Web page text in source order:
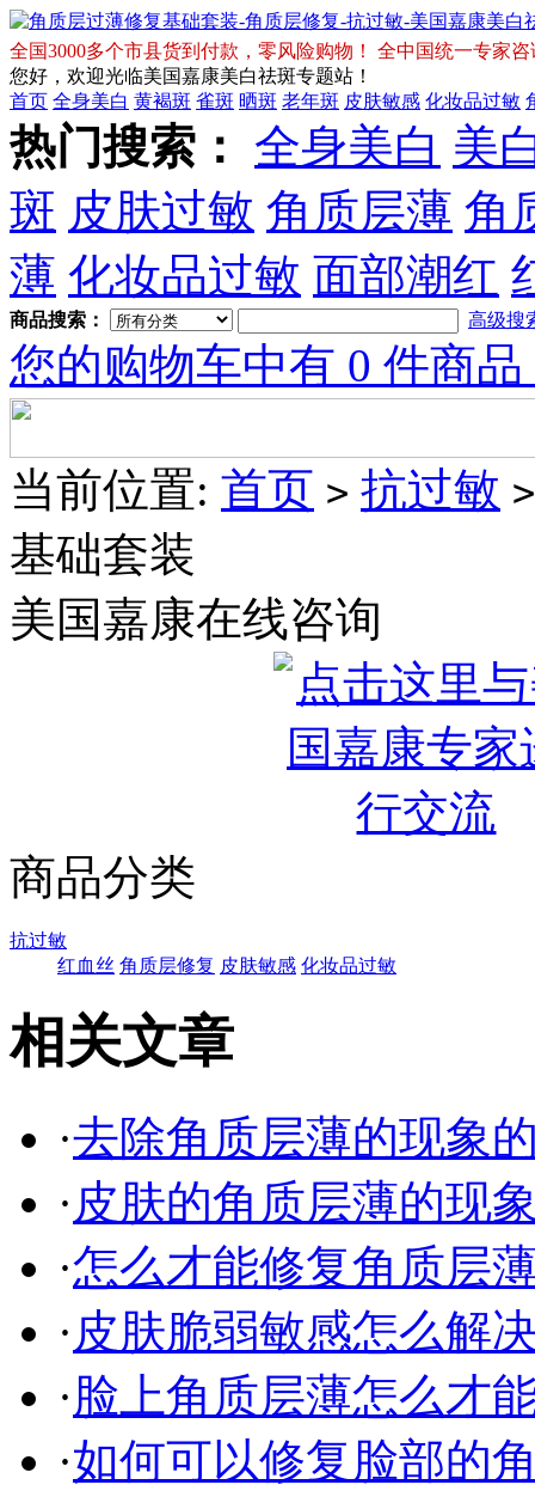
全国3000多个市县货到付款，零风险购物！ 全中国统一专家咨
您好，欢迎光临美国嘉康美白祛斑专题站！
首页 全身美白 黄褐斑 雀斑 晒斑 老年斑 皮肤敏感 化妆品过敏
热门搜索： 全身美白 美
斑 皮肤过敏 角质层薄 角
薄 化妆品过敏 面部潮红
商品搜索： 高级搜
您的购物车中有 0 件商
当前位置: 首页 > 抗过敏 >
基础套装
美国嘉康在线咨询
商品分类
抗过敏
红血丝 角质层修复 皮肤敏感 化妆品过敏
相关文章
·去除角质层薄的现象
· 皮肤的角质层薄的现
·怎么才能修复角质层
· 皮肤脆弱敏感怎么解
·脸上角质层薄怎么才
·如何可以修复脸部的